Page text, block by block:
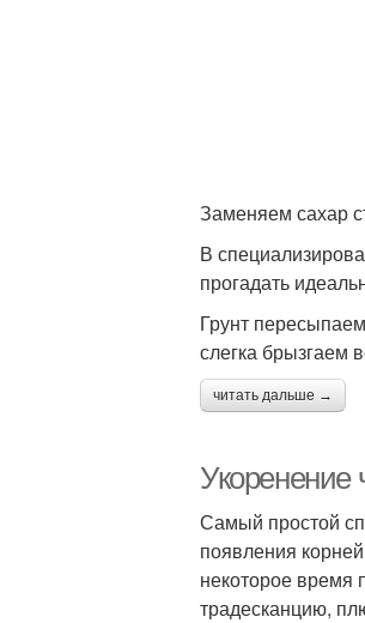
Заменяем сахар
В
прогадать
Грунт
слегка брызгаем
читать дальше →
Укоренение
Самый простой
появления
некоторое время
традесканцию,